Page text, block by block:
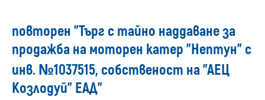
повторен "Търг с тайно наддаване за
продажба на моторен катер "Нептун" с
инв. №1037515, собственост на "АЕЦ
Козлодуй" ЕАД"